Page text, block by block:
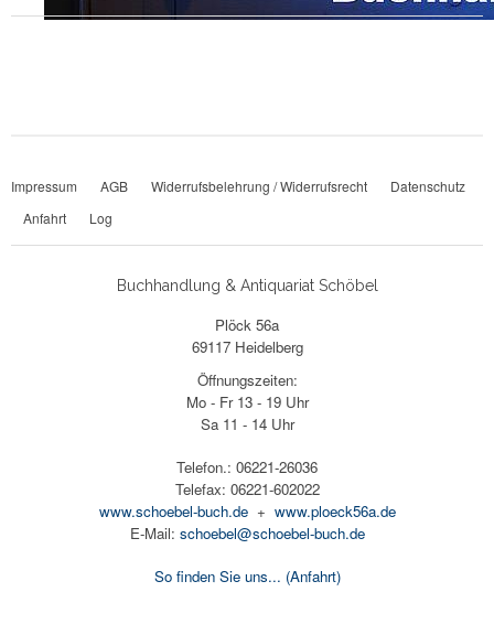
Impressum AGB Widerrufsbelehrung / Widerrufsrecht
Datenschutz
Anfahrt
Log
Buchhandlung & Antiquariat Schöbel
Plöck 56a
69117 Heidelberg
Öffnungszeiten:
Mo - Fr 13 - 19 Uhr
Sa 11 - 14 Uhr
Telefon.: 06221-26036
Telefax: 06221-602022
www.schoebel-buch.de+ www.ploeck56a.de
E-Mail: schoebel@schoebel-buch.de
So finden Sie uns... (Anfahrt)